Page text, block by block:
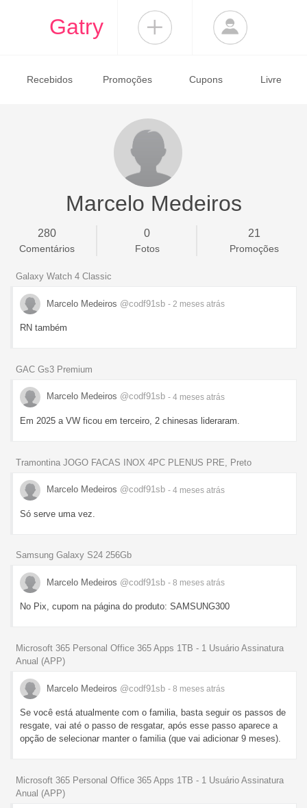
Gatry
Recebidos Promoções Cupons Livre
Marcelo Medeiros
280
Comentários
0
Fotos
21
Promoções
Galaxy Watch 4 Classic
Marcelo Medeiros @codf91sb - 2 meses atrás
RN também
GAC Gs3 Premium
Marcelo Medeiros @codf91sb - 4 meses atrás
Em 2025 a VW ficou em terceiro, 2 chinesas lideraram.
Tramontina JOGO FACAS INOX 4PC PLENUS PRE, Preto
Marcelo Medeiros @codf91sb - 4 meses atrás
Só serve uma vez.
Samsung Galaxy S24 256Gb
Marcelo Medeiros @codf91sb - 8 meses atrás
No Pix, cupom na página do produto: SAMSUNG300
Microsoft 365 Personal Office 365 Apps 1TB - 1 Usuário Assinatura
Anual (APP)
Marcelo Medeiros @codf91sb - 8 meses atrás
Se você está atualmente com o familia, basta seguir os passos de
resgate, vai até o passo de resgatar, após esse passo aparece a
opção de selecionar manter o familia (que vai adicionar 9 meses).
Microsoft 365 Personal Office 365 Apps 1TB - 1 Usuário Assinatura
Anual (APP)